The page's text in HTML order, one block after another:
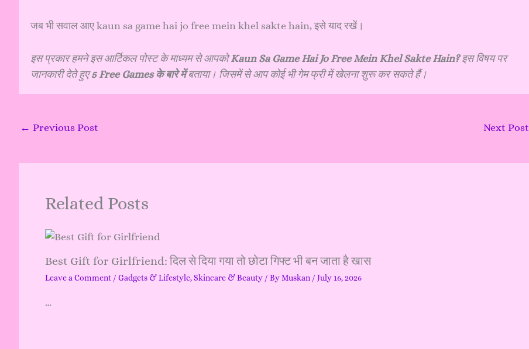
जब भी सवाल आए kaun sa game hai jo free mein khel sakte hain, इसे याद रखें।
इस प्रकार हमने इस आर्टिकल पोस्ट के माध्यम से आपकोKaun Sa Game Hai Jo Free Mein Khel Sakte Hain?इस विषय पर
जानकारी देते हुए5 Free Games के बारे मेंबताया। जिसमें से आप कोई भी गेम फ्री में खेलना शुरू कर सकते हैं।
← Previous Post Next Post
Related Posts
Best Gift for Girlfriend: दिल से दिया गया तो छोटा गिफ्ट भी बन जाता है खास
Leave a Comment / Gadgets & Lifestyle,Skincare & Beauty / ByMuskan / July 16, 2026
…